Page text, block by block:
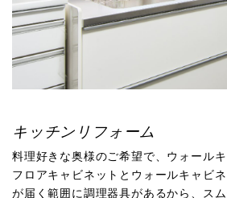
キッチンリフォーム
料理好きな奥様のご希望で、ウォール
フロアキャビネットとウォールキャビ
が届く範囲に調理器具があるから、ス